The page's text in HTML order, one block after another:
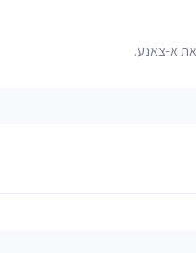
א-צאנע.